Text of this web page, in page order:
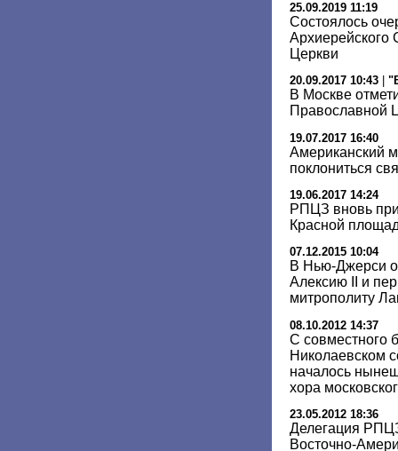
25.09.2019 11:19
Состоялось
Архиерейского
Церкви
20.09.2017 10:43
В Москве
Православной
19.07.2017 16:40
Американский
поклониться
19.06.2017 14:24
РПЦЗ вновь
Красной
07.12.2015 10:04
В Нью-Джерси
Алексию II и
митрополиту
08.10.2012 14:37
С совместного
Николаевском
началось
хора
23.05.2012 18:36
Делегация
Восточно-